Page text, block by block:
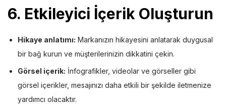
6. Etkileyici İçerik Oluşturun
Hikaye anlatımı: Markanızın hikayesini anlatarak duygusal
bir bağ kurun ve müşterilerinizin dikkatini çekin.
Görsel içerik: İnfografikler, videolar ve görseller gibi
görsel içerikler, mesajınızı daha etkili bir şekilde iletmenize
yardımcı olacaktır.